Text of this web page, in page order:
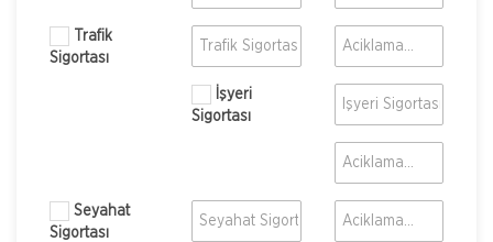
Trafik
Sigortası
İşyeri
Sigortası
Seyahat
Sigortası